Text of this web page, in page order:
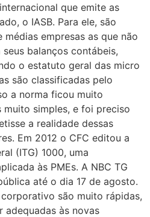
que emite as
o IASB. Para ele, são
empresas as que não
balanços contábeis,
o estatuto geral das micro
são classificadas pelo
a norma ficou muito
muito simples, e foi preciso
a realidade dessas
Em 2012 o CFC editou a
(ITG) 1000, uma
às PMEs. A NBC TG
até o dia 17 de agosto.
corporativo são muito rápidas,
adequadas às novas